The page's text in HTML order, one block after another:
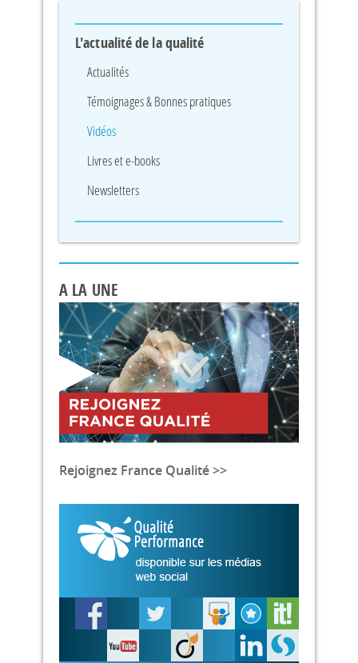
L'actualité de la qualité
Actualités
Témoignages & Bonnes pratiques
Vidéos
Livres et e-books
Newsletters
A LA UNE
Rejoignez France Qualité >>